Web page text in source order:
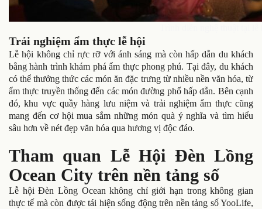
Trải nghiệm ẩm thực lễ hội
Lễ hội không chỉ rực rỡ với ánh sáng mà còn hấp dẫn du khách
bằng hành trình khám phá ẩm thực phong phú. Tại đây, du khách
có thể thưởng thức các món ăn đặc trưng từ nhiều nền văn hóa, từ
ẩm thực truyền thống đến các món đường phố hấp dẫn. Bên cạnh
đó, khu vực quầy hàng lưu niệm và trải nghiệm ẩm thực cũng
mang đến cơ hội mua sắm những món quà ý nghĩa và tìm hiểu
sâu hơn về nét đẹp văn hóa qua hương vị độc đáo.
Tham quan Lễ Hội Đèn Lồng
Ocean City trên nền tảng số
Lễ hội Đèn Lồng Ocean không chỉ giới hạn trong không gian
thực tế mà còn được tái hiện sống động trên nền tảng số YooLife,